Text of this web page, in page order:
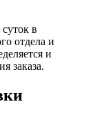
в
отдела и
и
заказа.